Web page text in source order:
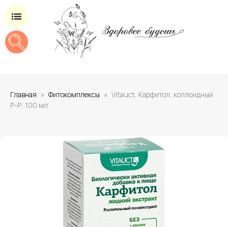
Главная Фитокомплексы
Vitauct, Карфитол, коллоидный
Р-Р, 100 мл